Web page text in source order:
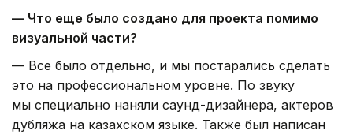
— Что еще было создано для проекта помимо
визуальной части?
— Все было отдельно, и мы постарались сделать
это на профессиональном уровне. По звуку
мы специально наняли саунд-дизайнера, актеров
дубляжа на казахском языке. Также был написан